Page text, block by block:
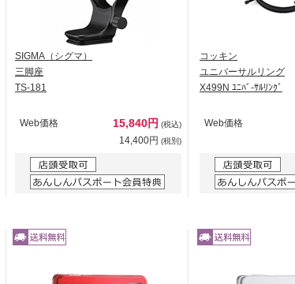
SIGMA（シグマ）
三脚座
TS-181
Web価格 15,840円 (税込)
14,400円 (税別)
コッキン
ユニバーサルリング
X499N ﾕﾆﾊﾞ-ｻﾙﾘﾝｸﾞ
Web価格